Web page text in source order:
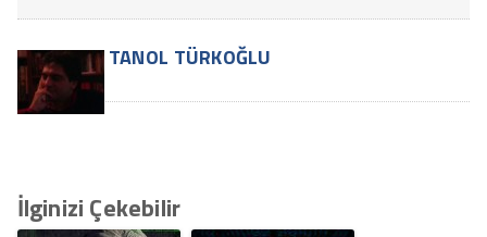
TANOL TÜRKOĞLU
İlginizi Çekebilir